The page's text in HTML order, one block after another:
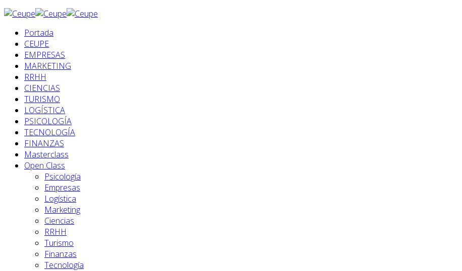
Portada
CEUPE
EMPRESAS
MARKETING
RRHH
CIENCIAS
TURISMO
LOGÍSTICA
PSICOLOGÍA
TECNOLOGÍA
FINANZAS
Masterclass
Open Class
Psicología
Empresas
Logística
Marketing
Ciencias
RRHH
Turismo
Finanzas
Tecnología